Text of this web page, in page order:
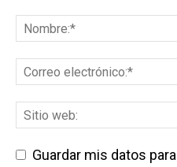
Guardar mis datos